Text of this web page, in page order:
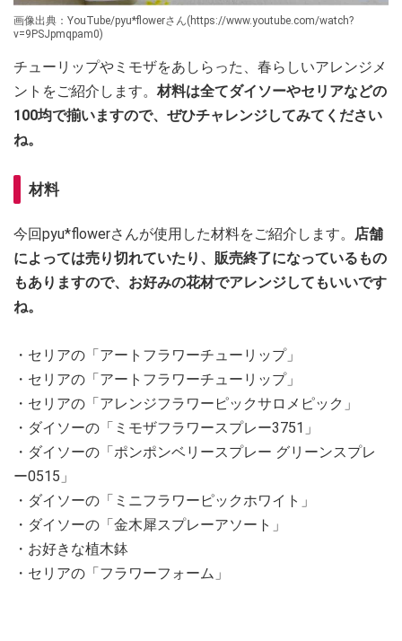
画像出典：YouTube/pyu*flowerさん(https://www.youtube.com/watch?
v=9PSJpmqpam0)
チューリップやミモザをあしらった、春らしいアレンジメ
ントをご紹介します。 材料は全てダイソーやセリアなどの
100均で揃いますので、ぜひチャレンジしてみてください
ね。
材料
今回pyu*flowerさんが使用した材料をご紹介します。 店舗
によっては売り切れていたり、販売終了になっているもの
もありますので、お好みの花材でアレンジしてもいいです
ね。
・セリアの「アートフラワーチューリップ」
・セリアの「アートフラワーチューリップ」
・セリアの「アレンジフラワーピックサロメピック」
・ダイソーの「ミモザフラワースプレー3751」
・ダイソーの「ポンポンベリースプレー グリーンスプレ
ー0515」
・ダイソーの「ミニフラワーピックホワイト」
・ダイソーの「金木犀スプレーアソート」
・お好きな植木鉢
・セリアの「フラワーフォーム」